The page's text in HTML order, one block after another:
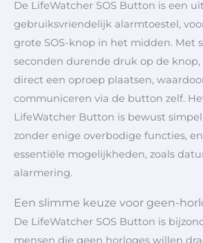
De LifeWatcher SOS Button is een
gebruiksvriendelijk alarmtoestel,
grote SOS-knop in het midden. Met
seconden durende druk op de knop,
direct een oproep plaatsen,
communiceren via de button zelf.
LifeWatcher Button is bewust
zonder enige overbodige functies,
essentiële mogelijkheden, zoals
alarmering.
Een slimme keuze voor geen-
De LifeWatcher SOS Button is
mensen die geen horloges willen